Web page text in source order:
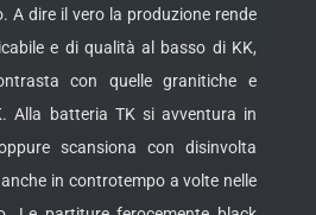
A dire il vero la produzione rende
e di qualità al basso di KK,
con quelle granitiche e
Alla batteria TK si avventura in
scansiona con disinvolta
in controtempo a volte nelle